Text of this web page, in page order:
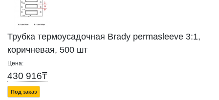
Трубка термоусадочная Brady permasleeve 3:1,
коричневая, 500 шт
Цена:
430 916₸
Под заказ